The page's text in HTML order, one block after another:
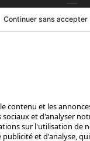
d'expédition et TEA